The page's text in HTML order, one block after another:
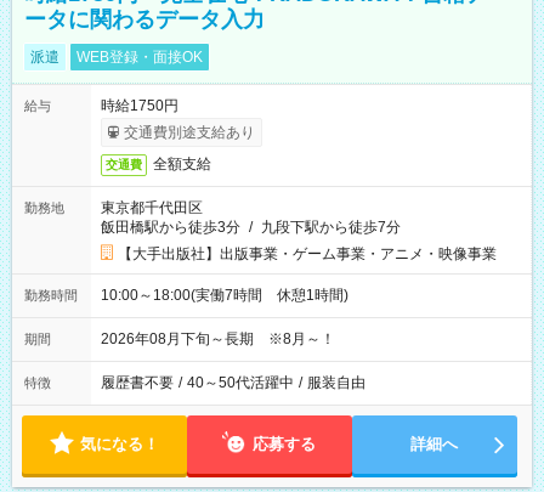
ータに関わるデータ入力
派遣 WEB登録・面接OK
給与
時給1750円
交通費別途支給あり
交通費 全額支給
勤務地
東京都千代田区
飯田橋駅から徒歩3分 / 九段下駅から徒歩7分
【大手出版社】出版事業・ゲーム事業・アニメ・映像事業
勤務時間 10:00～18:00(実働7時間 休憩1時間)
期間 2026年08月下旬～長期 ※8月～！
特徴 履歴書不要 / 40～50代活躍中 / 服装自由
気になる！ 応募する 詳細へ